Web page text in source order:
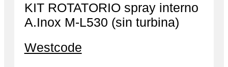
KIT ROTATORIO spray interno
A.Inox M-L530 (sin turbina)
Westcode